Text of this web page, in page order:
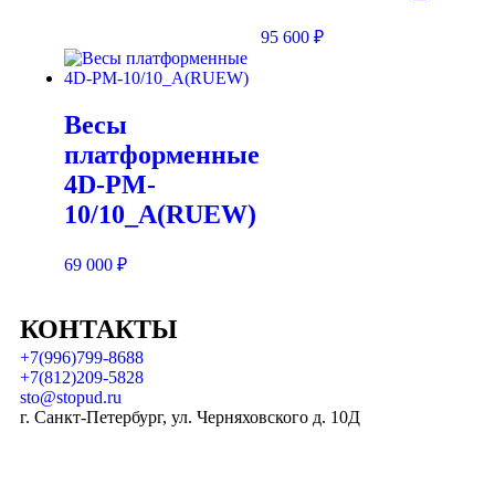
95 600 ₽
Весы
платформенные
4D-PM-
10/10_A(RUEW)
69 000 ₽
КОНТАКТЫ
+7(996)799-8688
+7(812)209-5828
sto@stopud.ru
г. Санкт-Петербург, ул. Черняховского д. 10Д